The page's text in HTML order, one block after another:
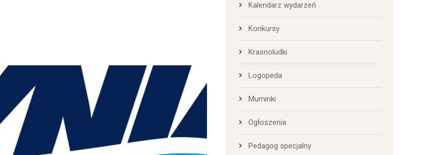
Kalendarz wydarzeń
Konkursy
Krasnoludki
Logopeda
Muminki
Ogłoszenia
Pedagog specjalny